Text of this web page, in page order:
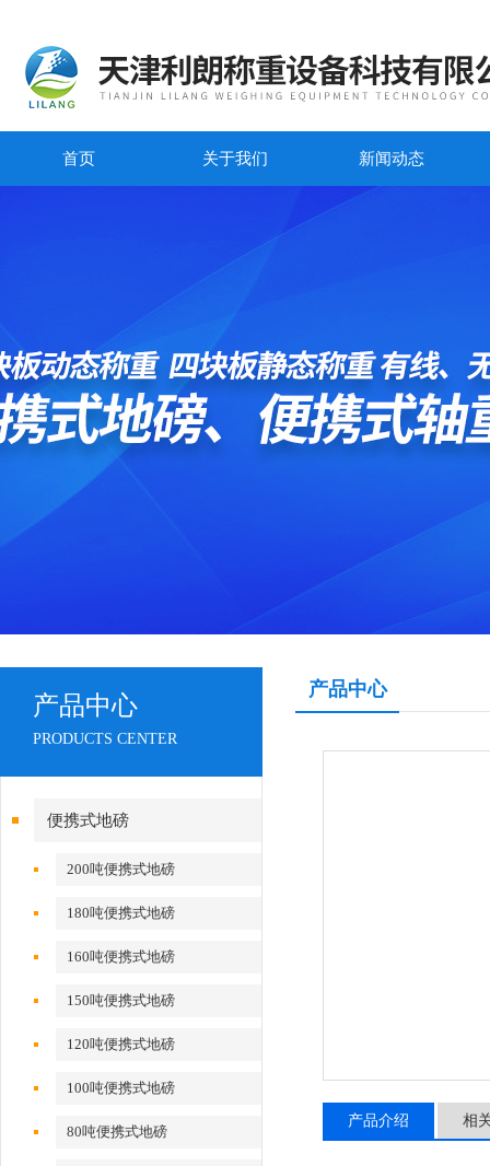
首页 关于我们 新闻动态
产品中心
PRODUCTS CENTER
便携式地磅
200吨便携式地磅
180吨便携式地磅
160吨便携式地磅
150吨便携式地磅
120吨便携式地磅
100吨便携式地磅
80吨便携式地磅
产品中心
产品介绍 相